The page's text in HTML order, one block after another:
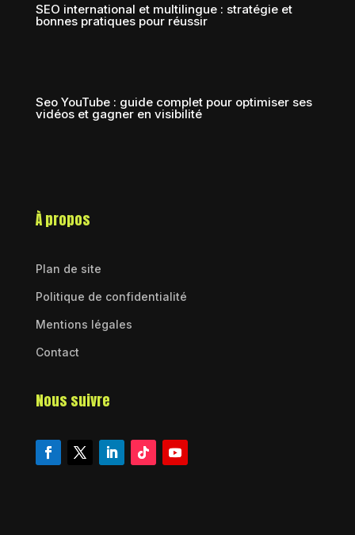
SEO international et multilingue : stratégie et
bonnes pratiques pour réussir
Seo YouTube : guide complet pour optimiser ses
vidéos et gagner en visibilité
À propos
Plan de site
Politique de confidentialité
Mentions légales
Contact
Nous suivre